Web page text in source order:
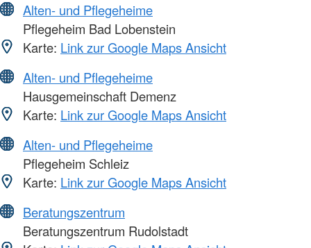
Alten- und Pflegeheime
Pflegeheim Bad Lobenstein
Karte: Link zur Google Maps Ansicht
Alten- und Pflegeheime
Hausgemeinschaft Demenz
Karte: Link zur Google Maps Ansicht
Alten- und Pflegeheime
Pflegeheim Schleiz
Karte: Link zur Google Maps Ansicht
Beratungszentrum
Beratungszentrum Rudolstadt